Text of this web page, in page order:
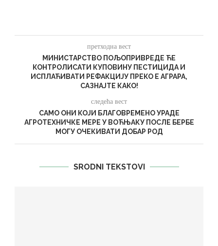
претходна вест
МИНИСТАРСТВО ПОЉОПРИВРЕДЕ ЋЕ
КОНТРОЛИСАТИ КУПОВИНУ ПЕСТИЦИДА И
ИСПЛАЋИВАТИ РЕФАКЦИЈУ ПРЕКО Е АГРАРА,
САЗНАЈТЕ КАКО!
следећа вест
САМО ОНИ КОЈИ БЛАГОВРЕМЕНО УРАДЕ
АГРОТЕХНИЧКЕ МЕРЕ У ВОЋЊАКУ ПОСЛЕ БЕРБЕ
МОГУ ОЧЕКИВАТИ ДОБАР РОД
SRODNI TEKSTOVI